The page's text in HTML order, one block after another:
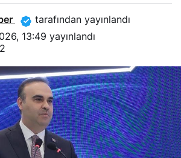
tarafından yayınlandı
13:49 yayınlandı
2